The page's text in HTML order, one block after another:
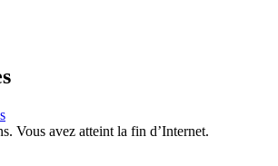
Vous avez atteint la fin d’Internet.